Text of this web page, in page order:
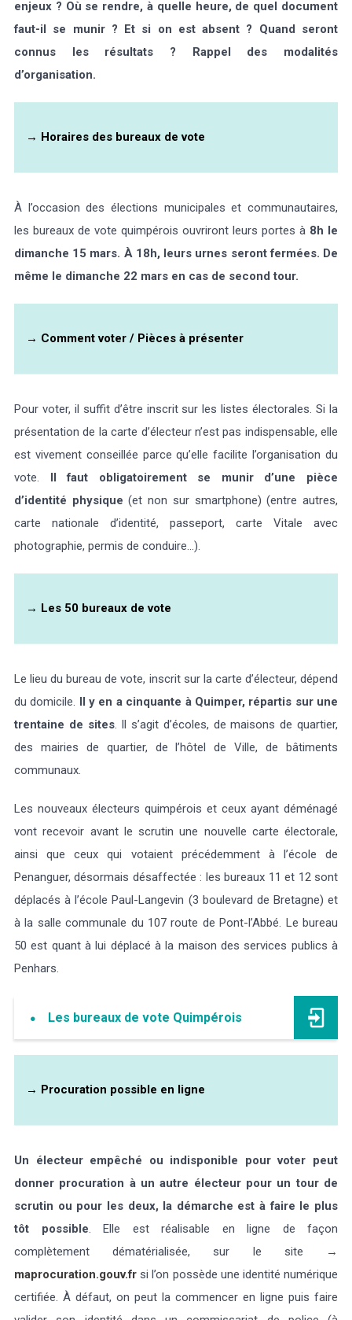
enjeux ? Où se rendre, à quelle heure, de quel document
faut-il se munir ? Et si on est absent ? Quand seront
connus les résultats ? Rappel des modalités
d’organisation.
→ Horaires des bureaux de vote
À l’occasion des élections municipales et communautaires,
les bureaux de vote quimpérois ouvriront leurs portes à 8h le
dimanche 15 mars. À 18h, leurs urnes seront fermées. De
même le dimanche 22 mars en cas de second tour.
→ Comment voter / Pièces à présenter
Pour voter, il suffit d’être inscrit sur les listes électorales. Si la
présentation de la carte d’électeur n’est pas indispensable, elle
est vivement conseillée parce qu’elle facilite l’organisation du
vote. Il faut obligatoirement se munir d’une pièce
d’identité physique (et non sur smartphone) (entre autres,
carte nationale d’identité, passeport, carte Vitale avec
photographie, permis de conduire…).
→ Les 50 bureaux de vote
Le lieu du bureau de vote, inscrit sur la carte d’électeur, dépend
du domicile. Il y en a cinquante à Quimper, répartis sur une
trentaine de sites. Il s’agit d’écoles, de maisons de quartier,
des mairies de quartier, de l’hôtel de Ville, de bâtiments
communaux.
Les nouveaux électeurs quimpérois et ceux ayant déménagé
vont recevoir avant le scrutin une nouvelle carte électorale,
ainsi que ceux qui votaient précédemment à l’école de
Penanguer, désormais désaffectée : les bureaux 11 et 12 sont
déplacés à l’école Paul-Langevin (3 boulevard de Bretagne) et
à la salle communale du 107 route de Pont-l’Abbé. Le bureau
50 est quant à lui déplacé à la maison des services publics à
Penhars.
Les bureaux de vote Quimpérois
→ Procuration possible en ligne
Un électeur empêché ou indisponible pour voter peut
donner procuration à un autre électeur pour un tour de
scrutin ou pour les deux, la démarche est à faire le plus
tôt possible. Elle est réalisable en ligne de façon
complètement dématérialisée, sur le site →
maprocuration.gouv.fr si l’on possède une identité numérique
certifiée. À défaut, on peut la commencer en ligne puis faire